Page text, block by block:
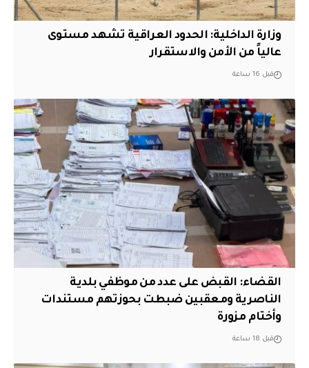
وزارة الداخلية: الحدود العراقية تشهد مستوى
عالياً من الأمن والاستقرار
قبل 16 ساعة
القضاء: القبض على عدد من موظفي بلدية
الناصرية ومعقبين ضبطت بحوزتهم مستندات
وأختام مزورة
قبل 18 ساعة